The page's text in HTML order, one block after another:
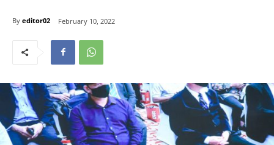
By editor02 February 10, 2022